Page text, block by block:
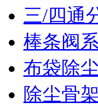
三/四通
棒条阀
布袋除
除尘骨